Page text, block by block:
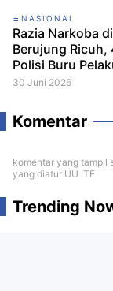
NASIONAL
Razia Narkoba
Berujung Ricuh,
Polisi Buru
30 Juni 2026
Komentar
komentar yang tampil
yang diatur UU ITE
Trending